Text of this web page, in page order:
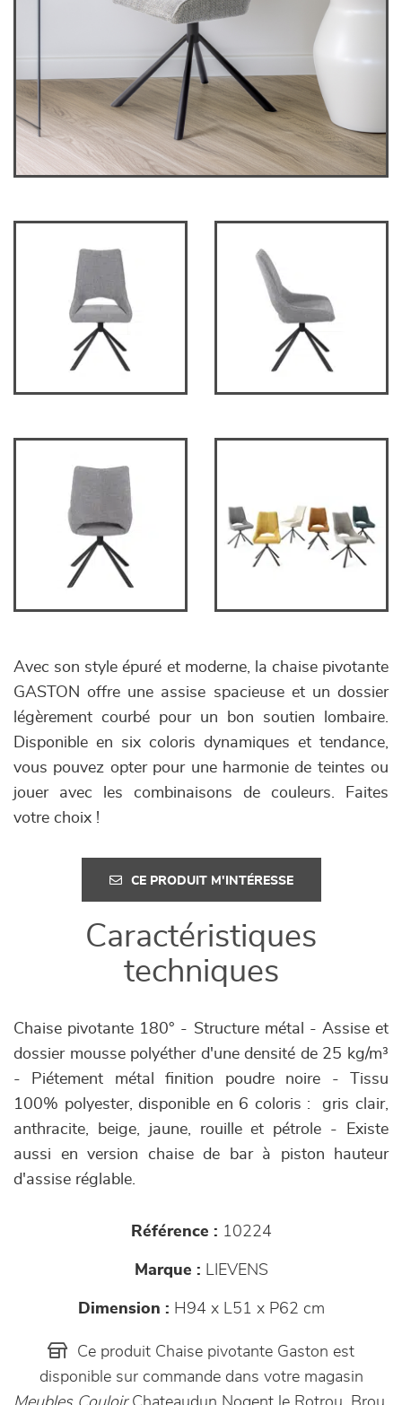
Avec son style épuré et moderne, la chaise pivotante
GASTON offre une assise spacieuse et un dossier
légèrement courbé pour un bon soutien lombaire.
Disponible en six coloris dynamiques et tendance,
vous pouvez opter pour une harmonie de teintes ou
jouer avec les combinaisons de couleurs. Faites
votre choix !
CE PRODUIT M'INTÉRESSE
Caractéristiques
techniques
Chaise pivotante 180° - Structure métal - Assise et
dossier mousse polyéther d'une densité de 25 kg/m³
- Piétement métal finition poudre noire - Tissu
100% polyester, disponible en 6 coloris : gris clair,
anthracite, beige, jaune, rouille et pétrole - Existe
aussi en version chaise de bar à piston hauteur
d'assise réglable.
Référence : 10224
Marque : LIEVENS
Dimension : H94 x L51 x P62 cm
Ce produit Chaise pivotante Gaston est
disponible sur commande dans votre magasin